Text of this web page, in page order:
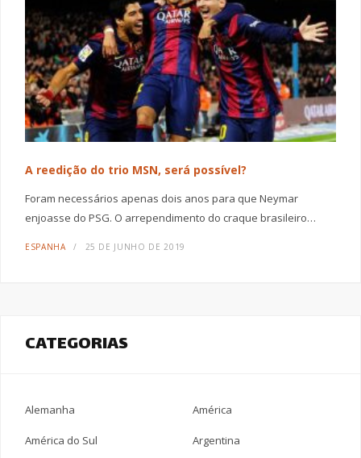
A reedição do trio MSN, será possível?
Foram necessários apenas dois anos para que Neymar
enjoasse do PSG. O arrependimento do craque brasileiro…
ESPANHA 25 DE JUNHO DE 2019
CATEGORIAS
Alemanha América
América do Sul Argentina